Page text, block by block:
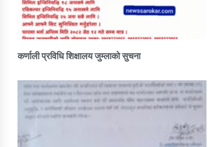
कर्णाली प्रविधि शिक्षालय जुम्लाको सुचना